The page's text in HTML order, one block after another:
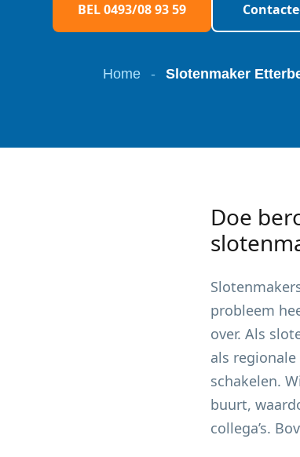
BEL 0493/08 93 59
Home - Slotenmaker
Doe
probleem
over. Als
als
schakelen.
buurt,
collega’s.